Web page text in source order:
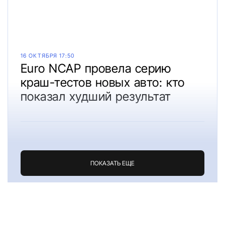
16 ОКТЯБРЯ 17:50
Euro NCAP провела серию
краш-тестов новых авто: кто
показал худший результат
ПОКАЗАТЬ ЕЩЕ